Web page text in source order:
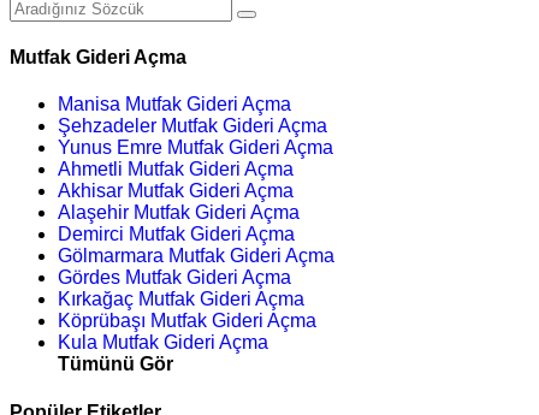
Mutfak Gideri Açma
Manisa Mutfak Gideri Açma
Şehzadeler Mutfak Gideri Açma
Yunus Emre Mutfak Gideri Açma
Ahmetli Mutfak Gideri Açma
Akhisar Mutfak Gideri Açma
Alaşehir Mutfak Gideri Açma
Demirci Mutfak Gideri Açma
Gölmarmara Mutfak Gideri Açma
Gördes Mutfak Gideri Açma
Kırkağaç Mutfak Gideri Açma
Köprübaşı Mutfak Gideri Açma
Kula Mutfak Gideri Açma
Tümünü Gör